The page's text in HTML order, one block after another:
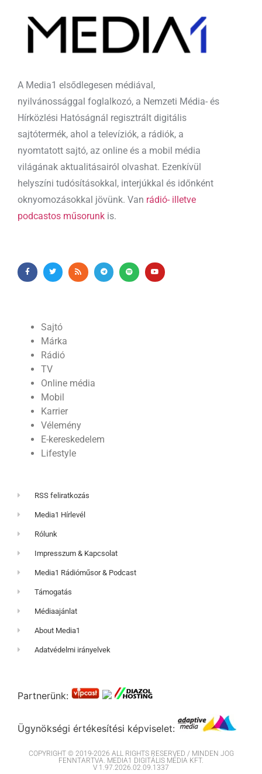
A Media1 elsődlegesen médiával,
nyilvánossággal foglalkozó, a Nemzeti Média- és
Hírközlési Hatóságnál regisztrált digitális
sajtótermék, ahol a televíziók, a rádiók, a
nyomtatott sajtó, az online és a mobil média
világának aktualitásairól olvashat. Ezenkívül
helyszíni tudósításokkal, interjúkkal és időnként
oknyomozásokkal jövünk. Van rádió- illetve
podcastos műsorunk is.
Sajtó
Márka
Rádió
TV
Online média
Mobil
Karrier
Vélemény
E-kereskedelem
Lifestyle
RSS feliratkozás
Media1 Hírlevél
Rólunk
Impresszum & Kapcsolat
Media1 Rádióműsor & Podcast
Támogatás
Médiaajánlat
About Media1
Adatvédelmi irányelvek
Partnerünk:
Ügynökségi értékesítési képviselet:
COPYRIGHT © 2019-2026 ALL RIGHTS RESERVED / MINDEN JOG
FENNTARTVA. MEDIA1 DIGITÁLIS MÉDIA KFT.
V 1.97.2026.02.09.1337